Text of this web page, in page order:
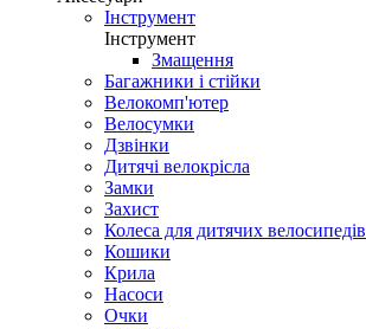
Інструмент
Інструмент
Змащення
Багажники і стійки
Велокомп'ютер
Велосумки
Дзвінки
Дитячі велокрісла
Замки
Захист
Колеса для дитячих велосипедів
Кошики
Крила
Насоси
Очки